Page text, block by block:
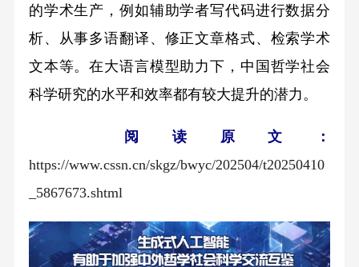
的学术生产，例如辅助学者写代码进行数据分
析、从事多语翻译、修正文章格式、检索学术
文本等。在大语言模型助力下，中国哲学社会
科学研究的水平和效率都有较大提升的潜力。
阅读原文：
https://www.cssn.cn/skgz/bwyc/202504/t20250410
_5867673.shtml